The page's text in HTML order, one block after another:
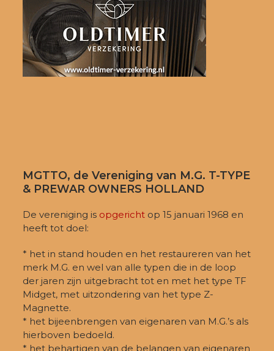
MGTTO, de Vereniging van M.G. T-TYPE
& PREWAR OWNERS HOLLAND
De vereniging is opgericht op 15 januari 1968 en
heeft tot doel:
* het in stand houden en het restaureren van het
merk M.G. en wel van alle typen die in de loop
der jaren zijn uitgebracht tot en met het type TF
Midget, met uitzondering van het type Z-
Magnette.
* het bijeenbrengen van eigenaren van M.G.’s als
hierboven bedoeld.
* het behartigen van de belangen van eigenaren